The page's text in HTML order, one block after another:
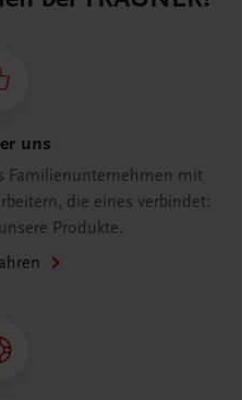
uns
Familienunternehmen mit
die eines verbindet:
Produkte.